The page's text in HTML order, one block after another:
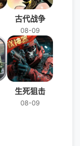
古代战争
08-09
生死狙击
08-09